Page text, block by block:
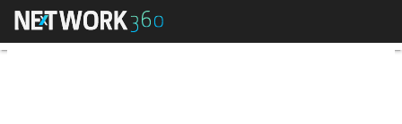
Call center: BT Italia valuta